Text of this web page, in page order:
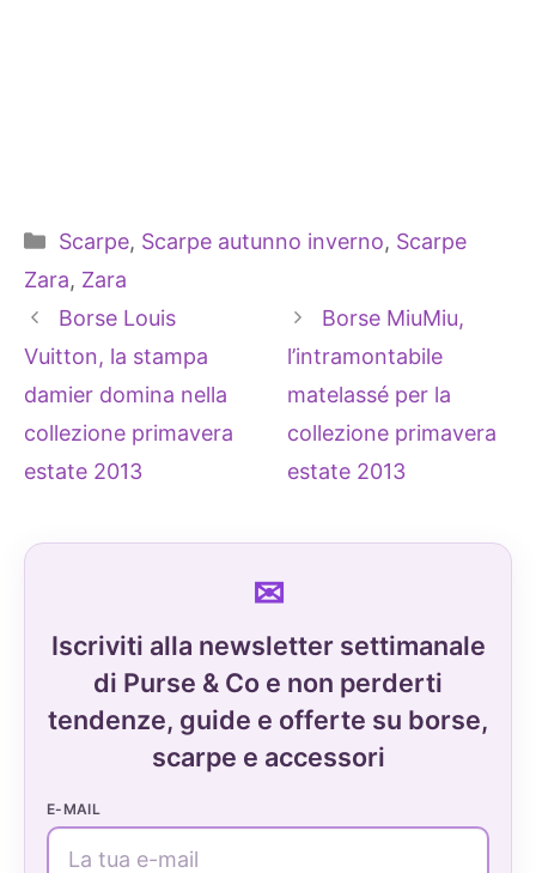
Categorie
Scarpe, Scarpe autunno inverno, Scarpe
Zara, Zara
Borse Louis
Vuitton, la stampa
damier domina nella
collezione primavera
estate 2013
Borse MiuMiu,
l’intramontabile
matelassé per la
collezione primavera
estate 2013
Iscriviti alla newsletter settimanale
di Purse & Co e non perderti
tendenze, guide e offerte su borse,
scarpe e accessori
E-MAIL